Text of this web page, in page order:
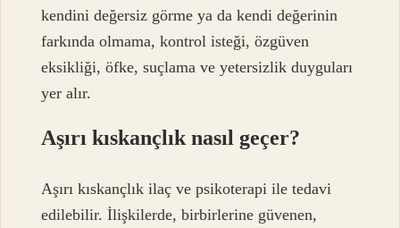
kendini değersiz görme ya da kendi değerinin
farkında olmama, kontrol isteği, özgüven
eksikliği, öfke, suçlama ve yetersizlik duyguları
yer alır.
Aşırı kıskançlık nasıl geçer?
Aşırı kıskançlık ilaç ve psikoterapi ile tedavi
edilebilir. İlişkilerde, birbirlerine güvenen,